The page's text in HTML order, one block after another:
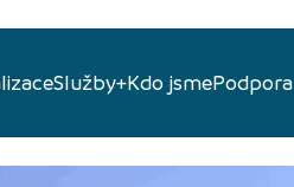
Služby+Kdo jsmePodpora